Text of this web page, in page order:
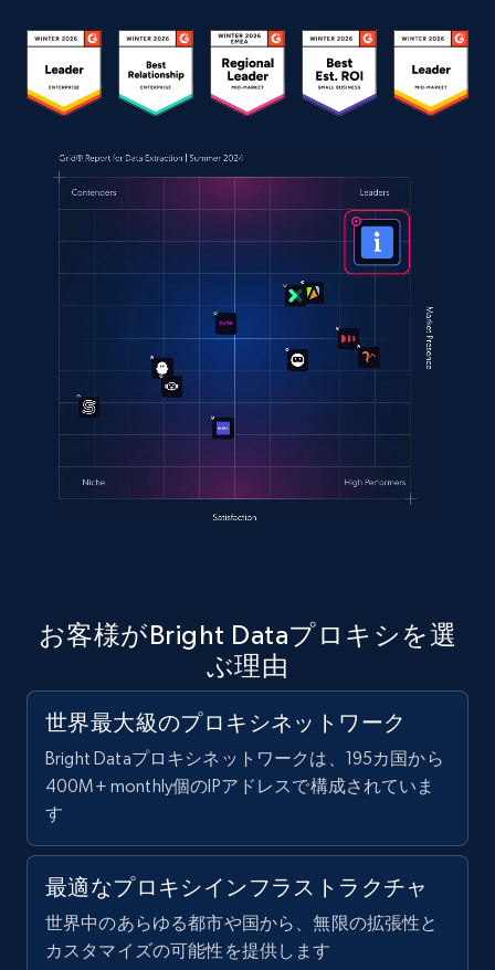
お客様がBright Dataプロキシを選
ぶ理由
世界最大級のプロキシネットワーク
Bright Dataプロキシネットワークは、195カ国から
400M+ monthly個のIPアドレスで構成されていま
す
最適なプロキシインフラストラクチャ
世界中のあらゆる都市や国から、無限の拡張性と
カスタマイズの可能性を提供します